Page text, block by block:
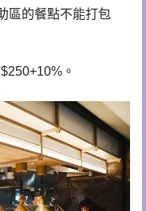
區的餐點不能打包
。